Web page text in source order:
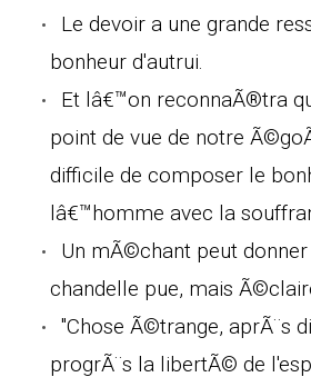
Le devoir a une grande
bonheur d'autrui.
Et lâ€™on reconnaÃ®tra
point de vue de notre
difficile de composer le
lâ€™homme avec la
Un mÃ©chant peut donner
chandelle pue, mais
"Chose Ã©trange, aprÃ¨s
progrÃ¨s la libertÃ© de